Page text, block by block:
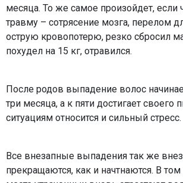
месяца. То же самое произойдет, если
травму – сотрясение мозга, перелом
острую кровопотерю, резко сбросил
похудел на 15 кг, отравился.
После родов выпадение волос
три месяца, а к пяти достигает своего
ситуациям относится и сильный стресс.
Все внезапные выпадения так же
прекращаются, как и начтнаются. В том